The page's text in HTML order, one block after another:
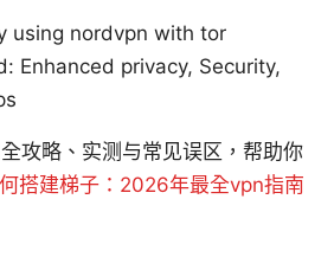
using nordvpn with tor
Enhanced privacy, Security,
攻略、实测与常见误区，帮助你
搭建梯子：2026年最全vpn指南